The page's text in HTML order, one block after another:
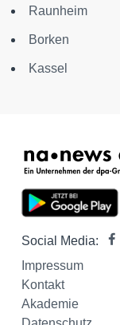
Raunheim
Borken
Kassel
Social Media:
Impressum
Kontakt
Akademie